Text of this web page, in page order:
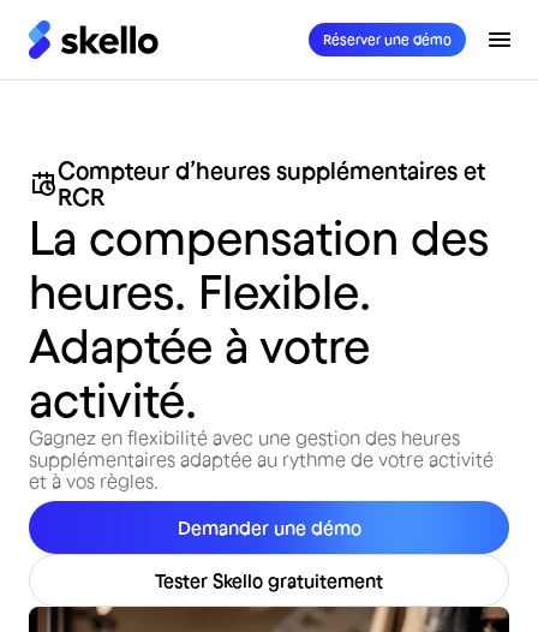
Réserver une démo
Compteur d’heures supplémentaires et
RCR
La compensation des
heures. Flexible.
Adaptée à votre
activité.
Gagnez en flexibilité avec une gestion des heures
supplémentaires adaptée au rythme de votre activité
et à vos règles.
Demander une démo
Tester Skello gratuitement